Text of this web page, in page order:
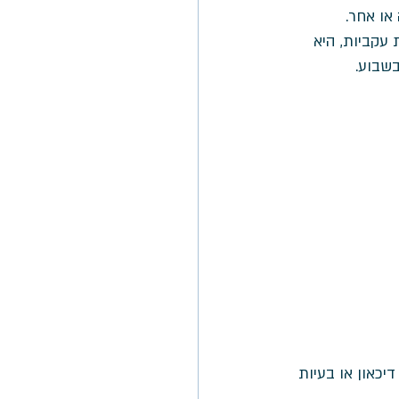
או אחר.
עקביות, היא
בשינה, דיכאון או בעיות